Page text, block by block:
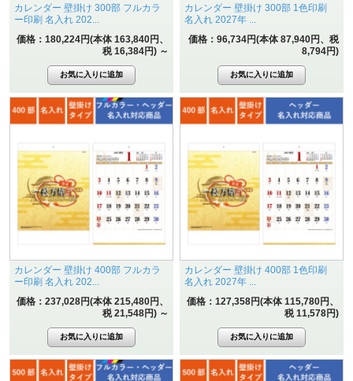
カレンダー 壁掛け 300部 フルカラ
ー印刷 名入れ 202...
価格：180,224円(本体 163,840円、
税 16,384円) ～
カレンダー 壁掛け 300部 1色印刷
名入れ 2027年 ...
価格：96,734円(本体 87,940円、税
8,794円)
カレンダー 壁掛け 400部 フルカラ
ー印刷 名入れ 202...
価格：237,028円(本体 215,480円、
税 21,548円) ～
カレンダー 壁掛け 400部 1色印刷
名入れ 2027年 ...
価格：127,358円(本体 115,780円、
税 11,578円)